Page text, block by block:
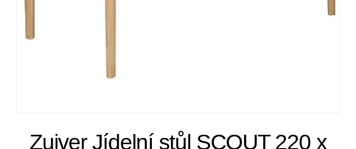
Zuiver Jídelní stůl SCOUT 220 x